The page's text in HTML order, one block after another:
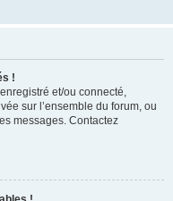
!
et/ou connecté,
sur l’ensemble du forum, ou
messages. Contactez